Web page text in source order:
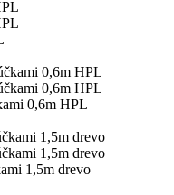
0,6m HPL
1,5m drevo